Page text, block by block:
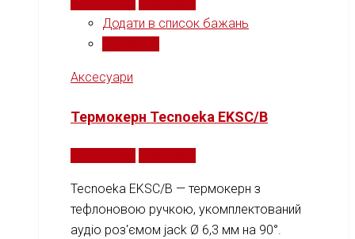
Додати в список бажань
Аксесуари
Термокерн Tecnoeka EKSC/B
Tecnoeka EKSC/B — термокерн з
тефлоновою ручкою, укомплектований
аудіо роз'ємом jack Ø 6,3 мм на 90°.